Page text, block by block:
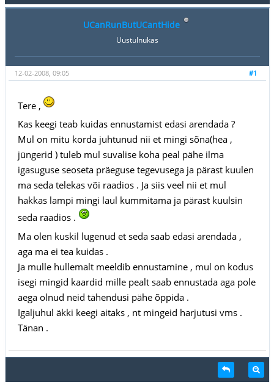
UCanRunButUCantHide
Uustulnukas
#1
12-02-2008, 09:05
Tere ,
Kas keegi teab kuidas ennustamist edasi arendada ?
Mul on mitu korda juhtunud nii et mingi sõna(hea ,
jüngerid ) tuleb mul suvalise koha peal pähe ilma
igasuguse seoseta präeguse tegevusega ja pärast kuulen
ma seda telekas või raadios . Ja siis veel nii et mul
hakkas lampi mingi laul kummitama ja pärast kuulsin
seda raadios .
Ma olen kuskil lugenud et seda saab edasi arendada ,
aga ma ei tea kuidas .
Ja mulle hullemalt meeldib ennustamine , mul on kodus
isegi mingid kaardid mille pealt saab ennustada aga pole
aega olnud neid tähendusi pähe õppida .
Igaljuhul äkki keegi aitaks , nt mingeid harjutusi vms .
Tänan .